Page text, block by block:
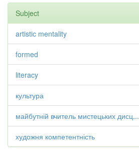
Subject
artistic mentality
formed
literacy
культура
майбутній вчитель мистецьких дисц...
художня компетентність